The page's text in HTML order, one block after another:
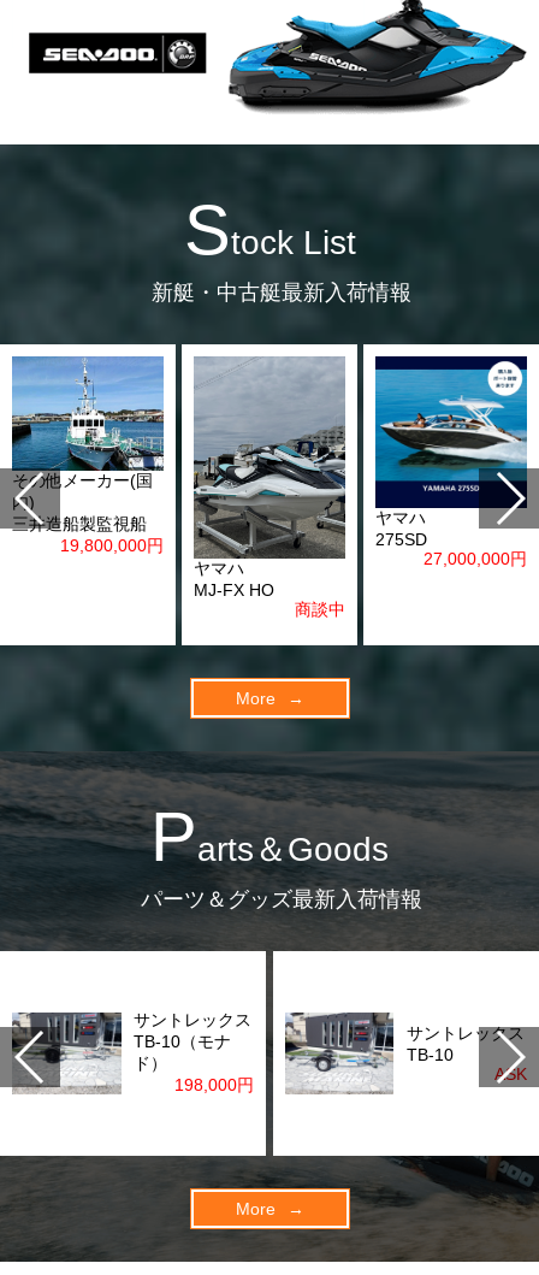
Stock List
新艇・中古艇最新入荷情報
その他メーカー(国
内)
三井造船製監視船
19,800,000円
ヤマハ
MJ-FX HO
商談中
ヤマハ
275SD
27,000,000円
More
Parts＆Goods
パーツ＆グッズ最新入荷情報
サントレックス
TB-10（モナ
ド）
198,000円
サントレックス
TB-10
ASK
More